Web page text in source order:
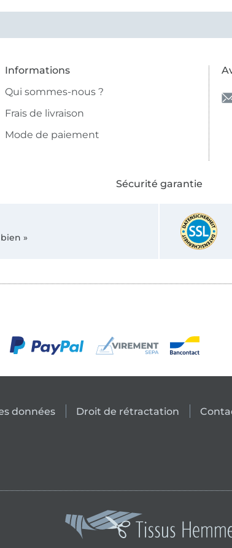
Informations
Qui sommes-nous ?
Frais de livraison
Mode de paiement
Sécurité garantie
»
données Droit de rétractation